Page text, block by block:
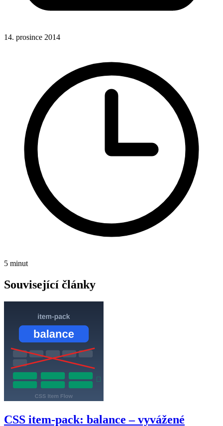
14. prosince 2014
5 minut
Související články
CSS item-pack: balance – vyvážené